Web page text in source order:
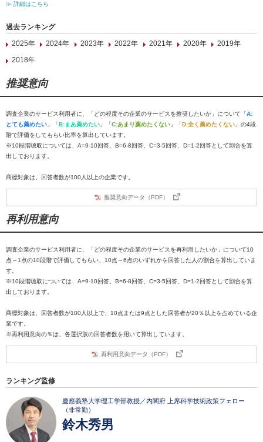
≫ 詳細はこちら
過去ランキング
2025年
2024年 2023年 2022年 2021年 2020年
2019年
2018年
推奨意向
調査企業のサービス利用者に、「どの程度その企業のサービスを推奨したいか」について「A:
とても薦めたい 」「B:まあ薦めたい 」「C:あまり薦めたくない 」「D:全く薦めたくない 」の4段
階で評価をしてもらい比率を算出しています。
※10段階聴取については、A=9-10回答、B=6-8回答、C=3-5回答、D=1-2回答として割合を算
出しております。
商標対象は、回答者数が100人以上の企業です。
推奨意向データ（PDF）
再利用意向
調査企業のサービス利用者に、「どの程度その企業のサービスを再利用したいか」について10
点～1点の10段階で評価してもらい、10点～6点のいずれかを回答した人の割合を算出していま
す。
※10段階聴取については、A=9-10回答、B=6-8回答、C=3-5回答、D=1-2回答として割合を算
出しております。
商標対象は、回答者数が100人以上で、10点または9点とした回答者が20％以上を占めている企
業です。
※再利用意向の％は、各選択肢の回答者数を用いて算出しています。
再利用意向データ（PDF）
ランキング監修
慶應義塾大学理工学部教授／内閣府 上席科学技術政策フェロー
（非常勤）
鈴木秀男